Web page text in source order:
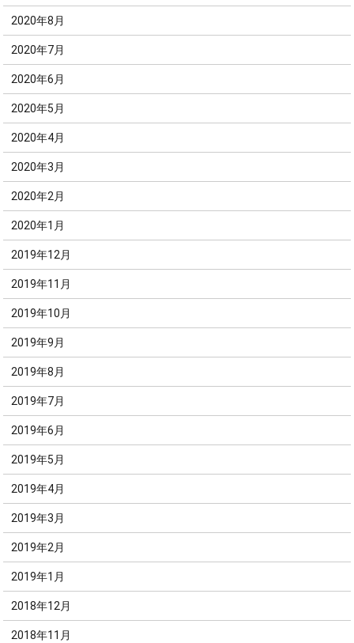
2020年8月
2020年7月
2020年6月
2020年5月
2020年4月
2020年3月
2020年2月
2020年1月
2019年12月
2019年11月
2019年10月
2019年9月
2019年8月
2019年7月
2019年6月
2019年5月
2019年4月
2019年3月
2019年2月
2019年1月
2018年12月
2018年11月